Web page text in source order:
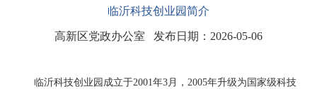
临沂科技创业园简介
高新区党政办公室 发布日期：2026-05-06
临沂科技创业园成立于2001年3月，2005年升级为国家级科技